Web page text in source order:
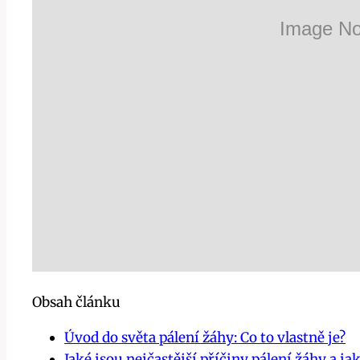
Obsah článku
Úvod do světa pálení žáhy: Co to ⁣vlastně je?